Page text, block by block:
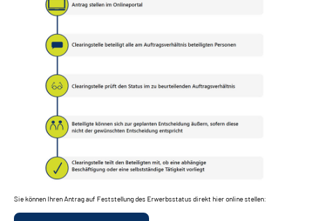
Sie können Ihren Antrag auf Feststellung des Erwerbsstatus direkt hier online stellen: